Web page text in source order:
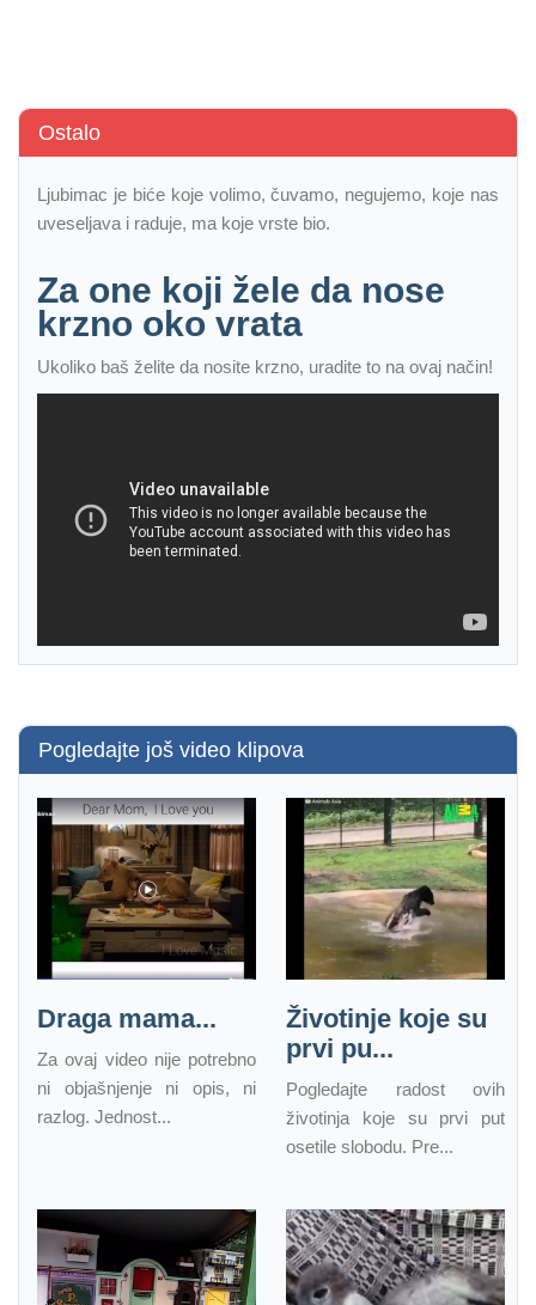
Ostalo
Ljubimac je biće koje volimo, čuvamo, negujemo, koje nas
uveseljava i raduje, ma koje vrste bio.
Za one koji žele da nose
krzno oko vrata
Ukoliko baš želite da nosite krzno, uradite to na ovaj način!
Pogledajte još video klipova
Draga mama...
Za ovaj video nije potrebno
ni objašnjenje ni opis, ni
razlog. Jednost...
Životinje koje su
prvi pu...
Pogledajte radost ovih
životinja koje su prvi put
osetile slobodu. Pre...